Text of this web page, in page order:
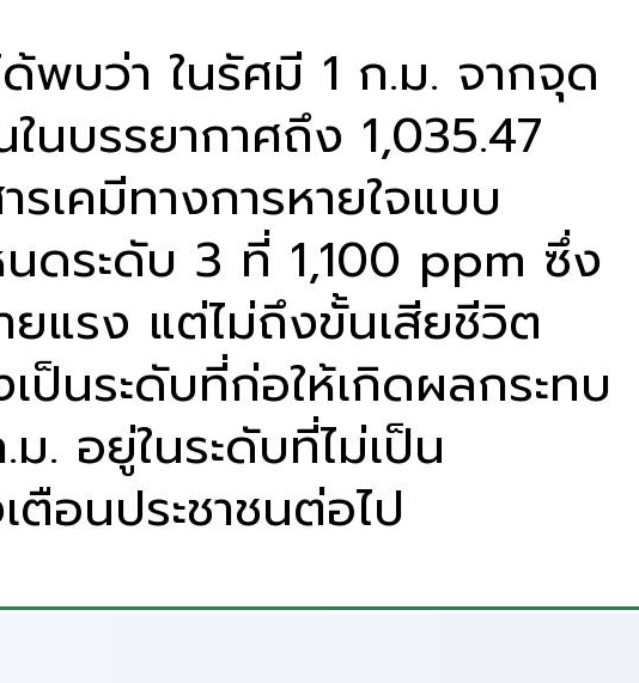
บว่า ในรัศมี 1 ก.ม. จากจุด
นบรรยากาศถึง 1,035.47
เคมีทางการหายใจแบบ
ดระดับ 3 ที่ 1,100 ppm ซึ่ง
ยแรง แต่ไม่ถึงขั้นเสียชีวิต
นระดับที่ก่อให้เกิดผลกระทบ
. อยู่ในระดับที่ไม่เป็น
อนประชาชนต่อไป